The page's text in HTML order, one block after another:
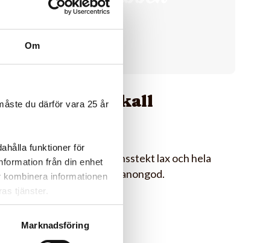
Om
du därför vara 25 år
funktioner för
från din enhet
informationen
tjänster.
Marknadsföring
En underbar kall
Gjorde denna idag till ugnsstekt lax och hela
familjen tyckte den var kanongod.